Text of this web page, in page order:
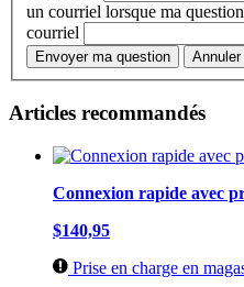
un courriel lorsque ma
courriel
Envoyer ma question Annuler
Articles recommandés
Connexion rapide avec
$140,95
Prise en charge en